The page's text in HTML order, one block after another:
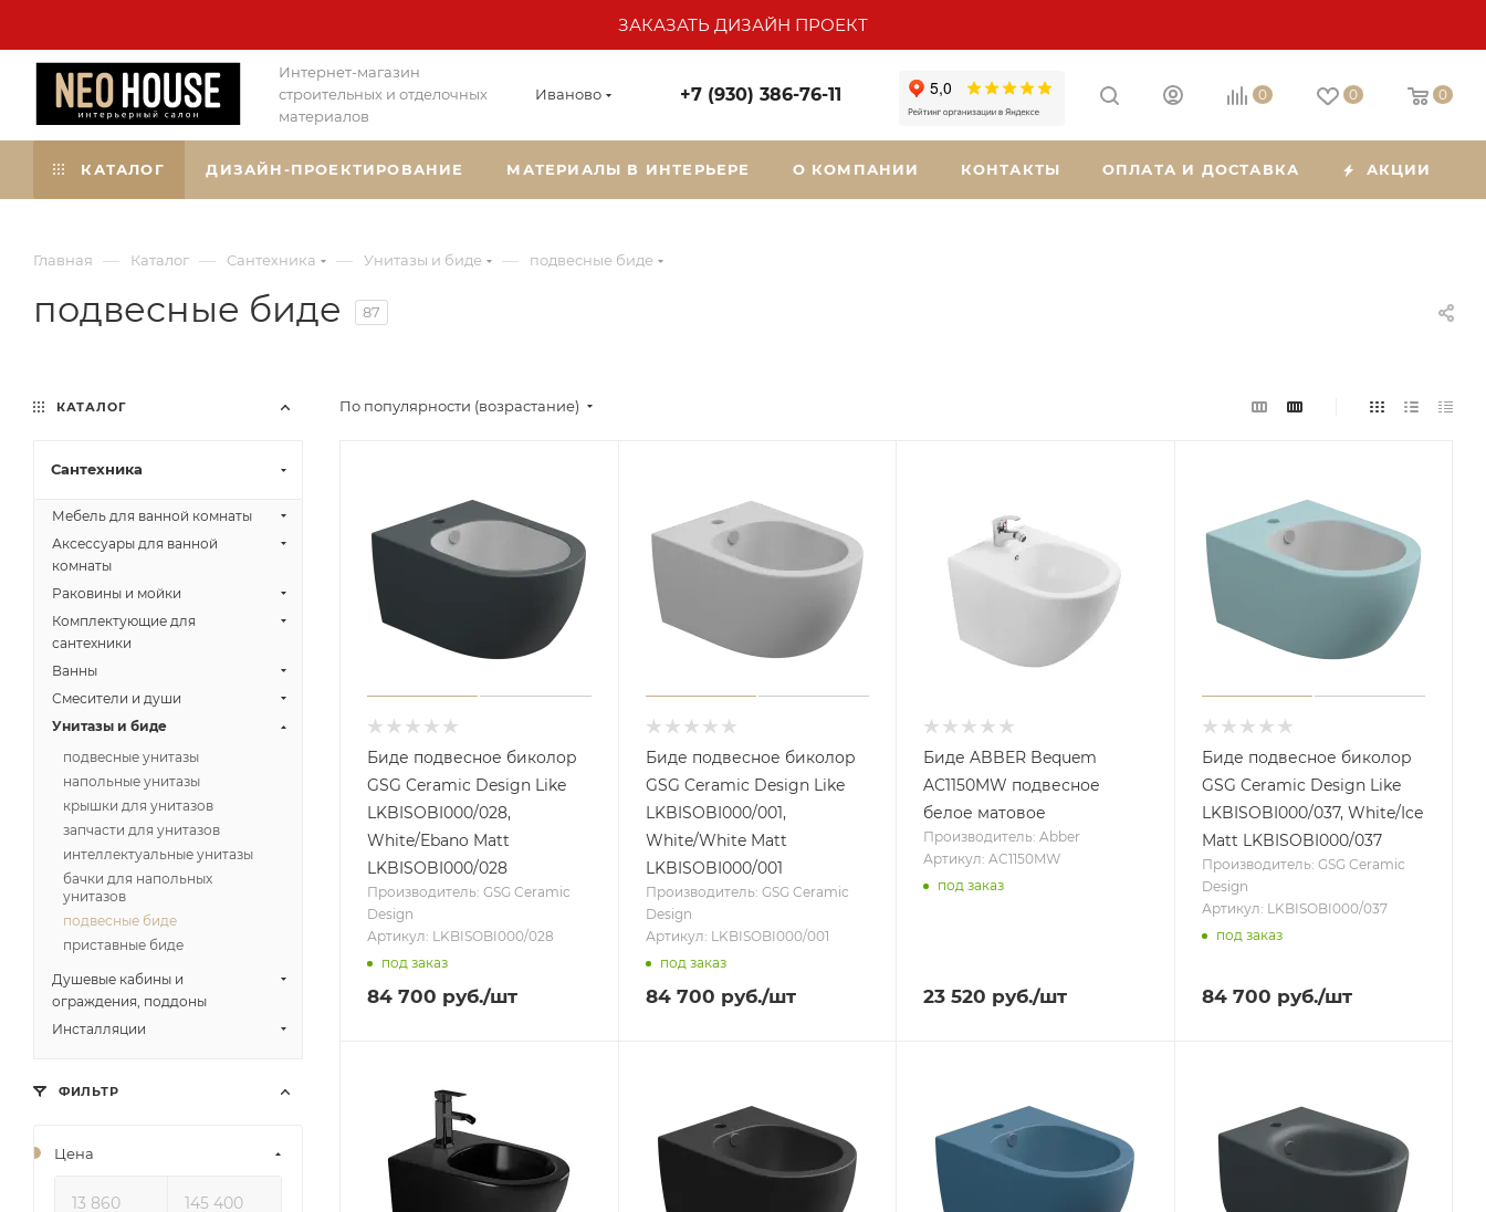
ЗАКАЗАТЬ ДИЗАЙН ПРОЕКТ
Интернет-магазин
строительных и отделочных
материалов
Иваново +7 (930) 386-76-11 0 0 0
КАТАЛОГ ДИЗАЙН-ПРОЕКТИРОВАНИЕ МАТЕРИАЛЫ В ИНТЕРЬЕРЕ О КОМПАНИИ КОНТАКТЫ ОПЛАТА И ДОСТАВКА АКЦИИ
Главная — Каталог — Сантехника — Унитазы и биде — подвесные биде
подвесные биде 87
По популярности (возрастание)
Биде подвесное биколор
GSG Ceramic Design Like
LKBISOBI000/028,
White/Ebano Matt
LKBISOBI000/028
Производитель: GSG Ceramic
Design
Артикул: LKBISOBI000/028
под заказ
84 700 руб./шт
Биде подвесное биколор
GSG Ceramic Design Like
LKBISOBI000/001,
White/White Matt
LKBISOBI000/001
Производитель: GSG Ceramic
Design
Артикул: LKBISOBI000/001
под заказ
84 700 руб./шт
Биде ABBER Bequem
AC1150MW подвесное
белое матовое
Производитель: Abber
Артикул: AC1150MW
под заказ
23 520 руб./шт
Биде подвесное биколор
GSG Ceramic Design Like
LKBISOBI000/037, White/Ice
Matt LKBISOBI000/037
Производитель: GSG Ceramic
Design
Артикул: LKBISOBI000/037
под заказ
84 700 руб./шт
КАТАЛОГ
Сантехника
Мебель для ванной комнаты
Аксессуары для ванной
комнаты
Раковины и мойки
Комплектующие для
сантехники
Ванны
Смесители и души
Унитазы и биде
подвесные унитазы
напольные унитазы
крышки для унитазов
запчасти для унитазов
интеллектуальные унитазы
бачки для напольных
унитазов
подвесные биде
приставные биде
Душевые кабины и
ограждения, поддоны
Инсталляции
ФИЛЬТР
Цена